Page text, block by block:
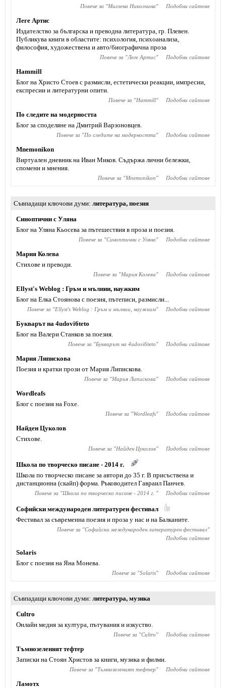
Повече за "Миглена Николчина" Подобни сайтове
Леге Артис
Издателство за българска и преводна литература, гр. Плевен.
Публикува книги в областите: психология, психоанализа,
философия, художествена и авто/биографична проза
Повече за "Леге Артис" Подобни сайтове
Hammill
Блог на Христо Стоев с размисли, естетически реакции, импресии,
експресии и литературни опити.
Повече за "Hammill" Подобни сайтове
По следите на модерността
Блог за споделяне на Дмитрий Варзоновцев.
Повече за "По следите на модерността" Подобни сайтове
Mnemonikon
Виртуален дневник на Иван Миков. Съдържа лични бележки,
спомени и мнения.
Повече за "Mnemonikon" Подобни сайтове
Съвпадащи ключови думи литература, поезия
Синоптични с Уляна
Блог на Уляна Кьосева за пътешествия в проза и поезия.
Повече за "Синоптични с Уляна" Подобни сайтове
Мария Колева
Стихове и преводи.
Повече за "Мария Колева" Подобни сайтове
Ellyst's Weblog : Гръм и мълнии, наужким
Блог на Елка Стоянова с поезия, пътеписи, размисли...
Повече за "Ellyst's Weblog : Гръм и мълнии, наужким" Подобни сайтове
Букварът на 4udovi6teto
Блог на Валери Станков за поезия.
Повече за "Букварът на 4udovi6teto" Подобни сайтове
Мария Липискова
Поезия и кратки прози от Мария Липискова.
Повече за "Мария Липискова" Подобни сайтове
Wordleafs
Блог с поезия на Foxe.
Повече за "Wordleafs" Подобни сайтове
Найден Цуколов
Стихове.
Повече за "Найден Цуколов" Подобни сайтове
Школа по творческо писане - 2014 г.
Школа по творческо писане за автори до 35 г. В присъствена и
дистанционна (скайп) форма. Ръководител Гавраил Панчев.
Повече за "Школа по творческо писане - 2014 г. " Подобни сайтове
Софийски международен литературен фестивал
Фестивал за съвременна поезия и проза у нас и на Балканите.
Повече за "Софийски международен литературен фестивал"
Подобни сайтове
Solaris
Блог с поезия на Яна Монева.
Повече за "Solaris" Подобни сайтове
Съвпадащи ключови думи литература, музика
Cultro
Онлайн медия за култура, пътувания и изкуство.
Повече за "Cultro" Подобни сайтове
Тъмнозеленият тефтер
Записки на Стоян Христов за книги, музика и филми.
Повече за "Тъмнозеленият тефтер" Подобни сайтове
Ламотх